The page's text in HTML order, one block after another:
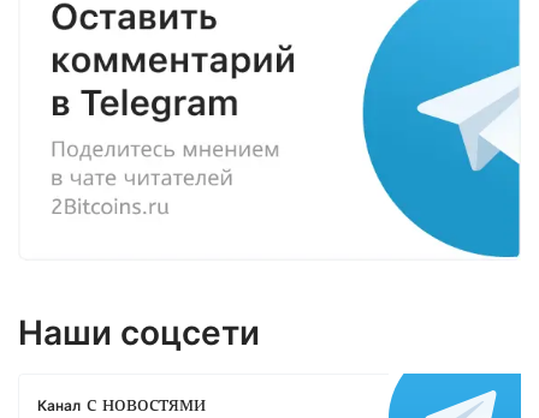
Наши соцсети
Канал с новостями